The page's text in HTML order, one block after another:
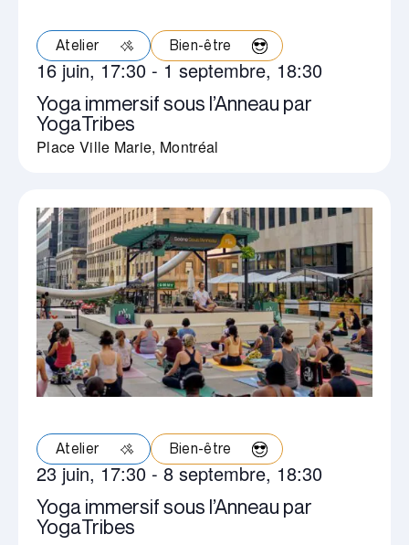
Yoga immersif sous l’Anneau par
YogaTribes
16 juin, 17:30 -1 septembre, 18:30
Place Ville Marie, Montréal
Atelier Bien-être
Yoga immersif sous l’Anneau par
YogaTribes
23 juin, 17:30 -8 septembre, 18:30
Atelier Bien-être